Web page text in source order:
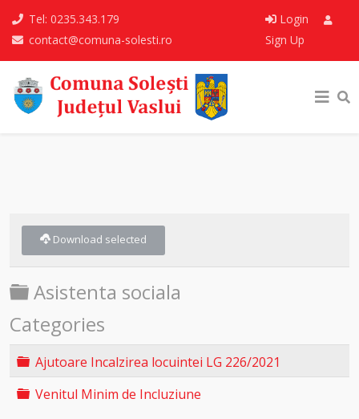
Tel: 0235.343.179
contact@comuna-solesti.ro
Login
Sign Up
Download selected
Folder
Asistenta sociala
Categories
Folder
Ajutoare Incalzirea locuintei LG 226/2021
Folder
Venitul Minim de Incluziune